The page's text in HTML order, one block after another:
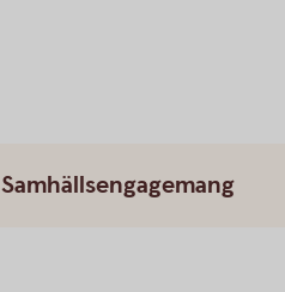
Samhällsengagemang